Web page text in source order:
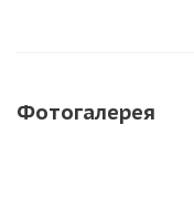
Фотогалерея